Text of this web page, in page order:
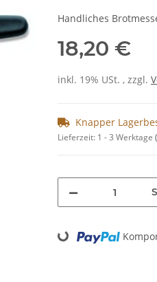
Handliches
18,20 €
inkl. 19% USt. , zzgl.
Knapper
Lieferzeit: 1 - 3 Werktage
Loading...